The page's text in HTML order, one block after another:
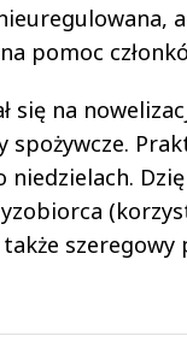
pomoc
się na
spożywcze.
niedzielach.
także szeregowy